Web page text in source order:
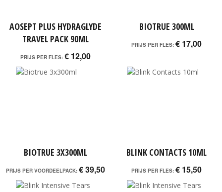
AOSEPT PLUS HYDRAGLYDE
TRAVEL PACK 90ML
PRIJS PER FLES: € 12,00
BIOTRUE 300ML
PRIJS PER FLES: € 17,00
BIOTRUE 3X300ML
PRIJS PER VOORDEELPACK: € 39,50
BLINK CONTACTS 10ML
PRIJS PER FLES: € 15,50